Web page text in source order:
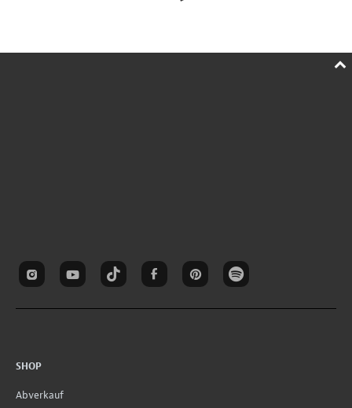
SHOP
Abverkauf